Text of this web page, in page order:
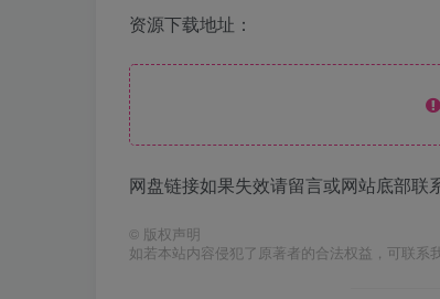
资源下载地址：
网盘链接如果失效请留言或网站底部联
© 版权声明
如若本站内容侵犯了原著者的合法权益，可联